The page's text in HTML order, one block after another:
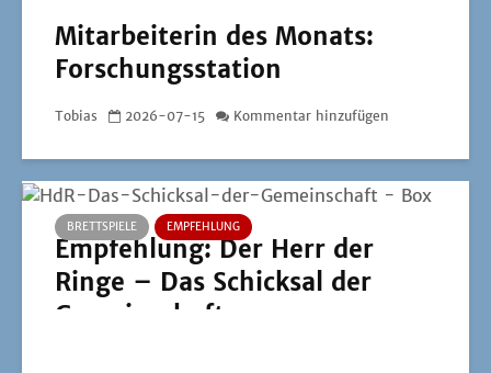
Mitarbeiterin des Monats:
Forschungsstation
Tobias 2026-07-15 Kommentar hinzufügen
BRETTSPIELE EMPFEHLUNG
Empfehlung: Der Herr der
Ringe – Das Schicksal der
Gemeinschaft